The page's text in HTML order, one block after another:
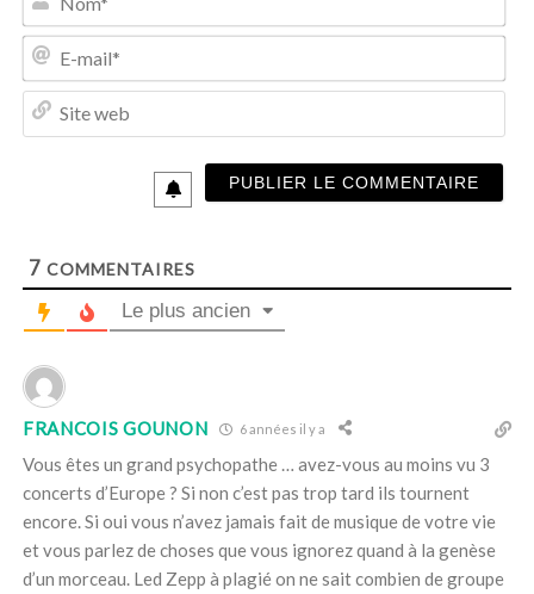
o
m
-
m
7 COMMENTAIRES
Le plus ancien
FRANCOIS GOUNON 6 années il y a
Vous êtes un grand psychopathe … avez-vous au moins vu 3
concerts d’Europe ? Si non c’est pas trop tard ils tournent
encore. Si oui vous n’avez jamais fait de musique de votre vie
et vous parlez de choses que vous ignorez quand à la genèse
d’un morceau. Led Zepp à plagié on ne sait combien de groupe